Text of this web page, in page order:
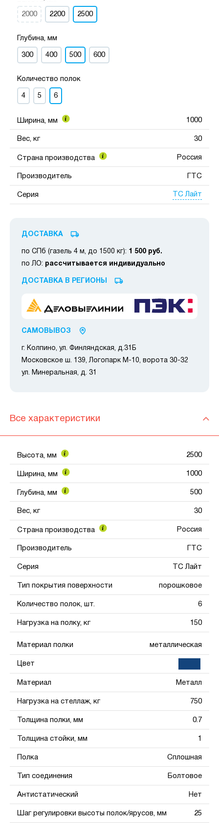
2000 2200 2500
Глубина, мм
300 400 500 600
Количество полок
4 5 6
Ширина, мм 1000
Вес, кг 30
Страна производства Россия
Производитель ГТС
Серия ТС Лайт
ДОСТАВКА
по СПб (газель 4 м, до 1500 кг): 1 500 руб.
по ЛО: рассчитывается индивидуально
ДОСТАВКА В РЕГИОНЫ
САМОВЫВОЗ
г. Колпино, ул. Финляндская, д.31Б
Московское ш. 139, Логопарк М-10, ворота 30-32
ул. Минеральная, д. 31
Все характеристики
Высота, мм 2500
Ширина, мм 1000
Глубина, мм 500
Вес, кг 30
Страна производства Россия
Производитель ГТС
Серия ТС Лайт
Тип покрытия поверхности порошковое
Количество полок, шт. 6
Нагрузка на полку, кг 150
Материал полки металлическая
Цвет
Материал Металл
Нагрузка на стеллаж, кг 750
Толщина полки, мм 0.7
Толщина стойки, мм 1
Полка Сплошная
Тип соединения Болтовое
Антистатический Нет
Шаг регулировки высоты полок/ярусов, мм 25